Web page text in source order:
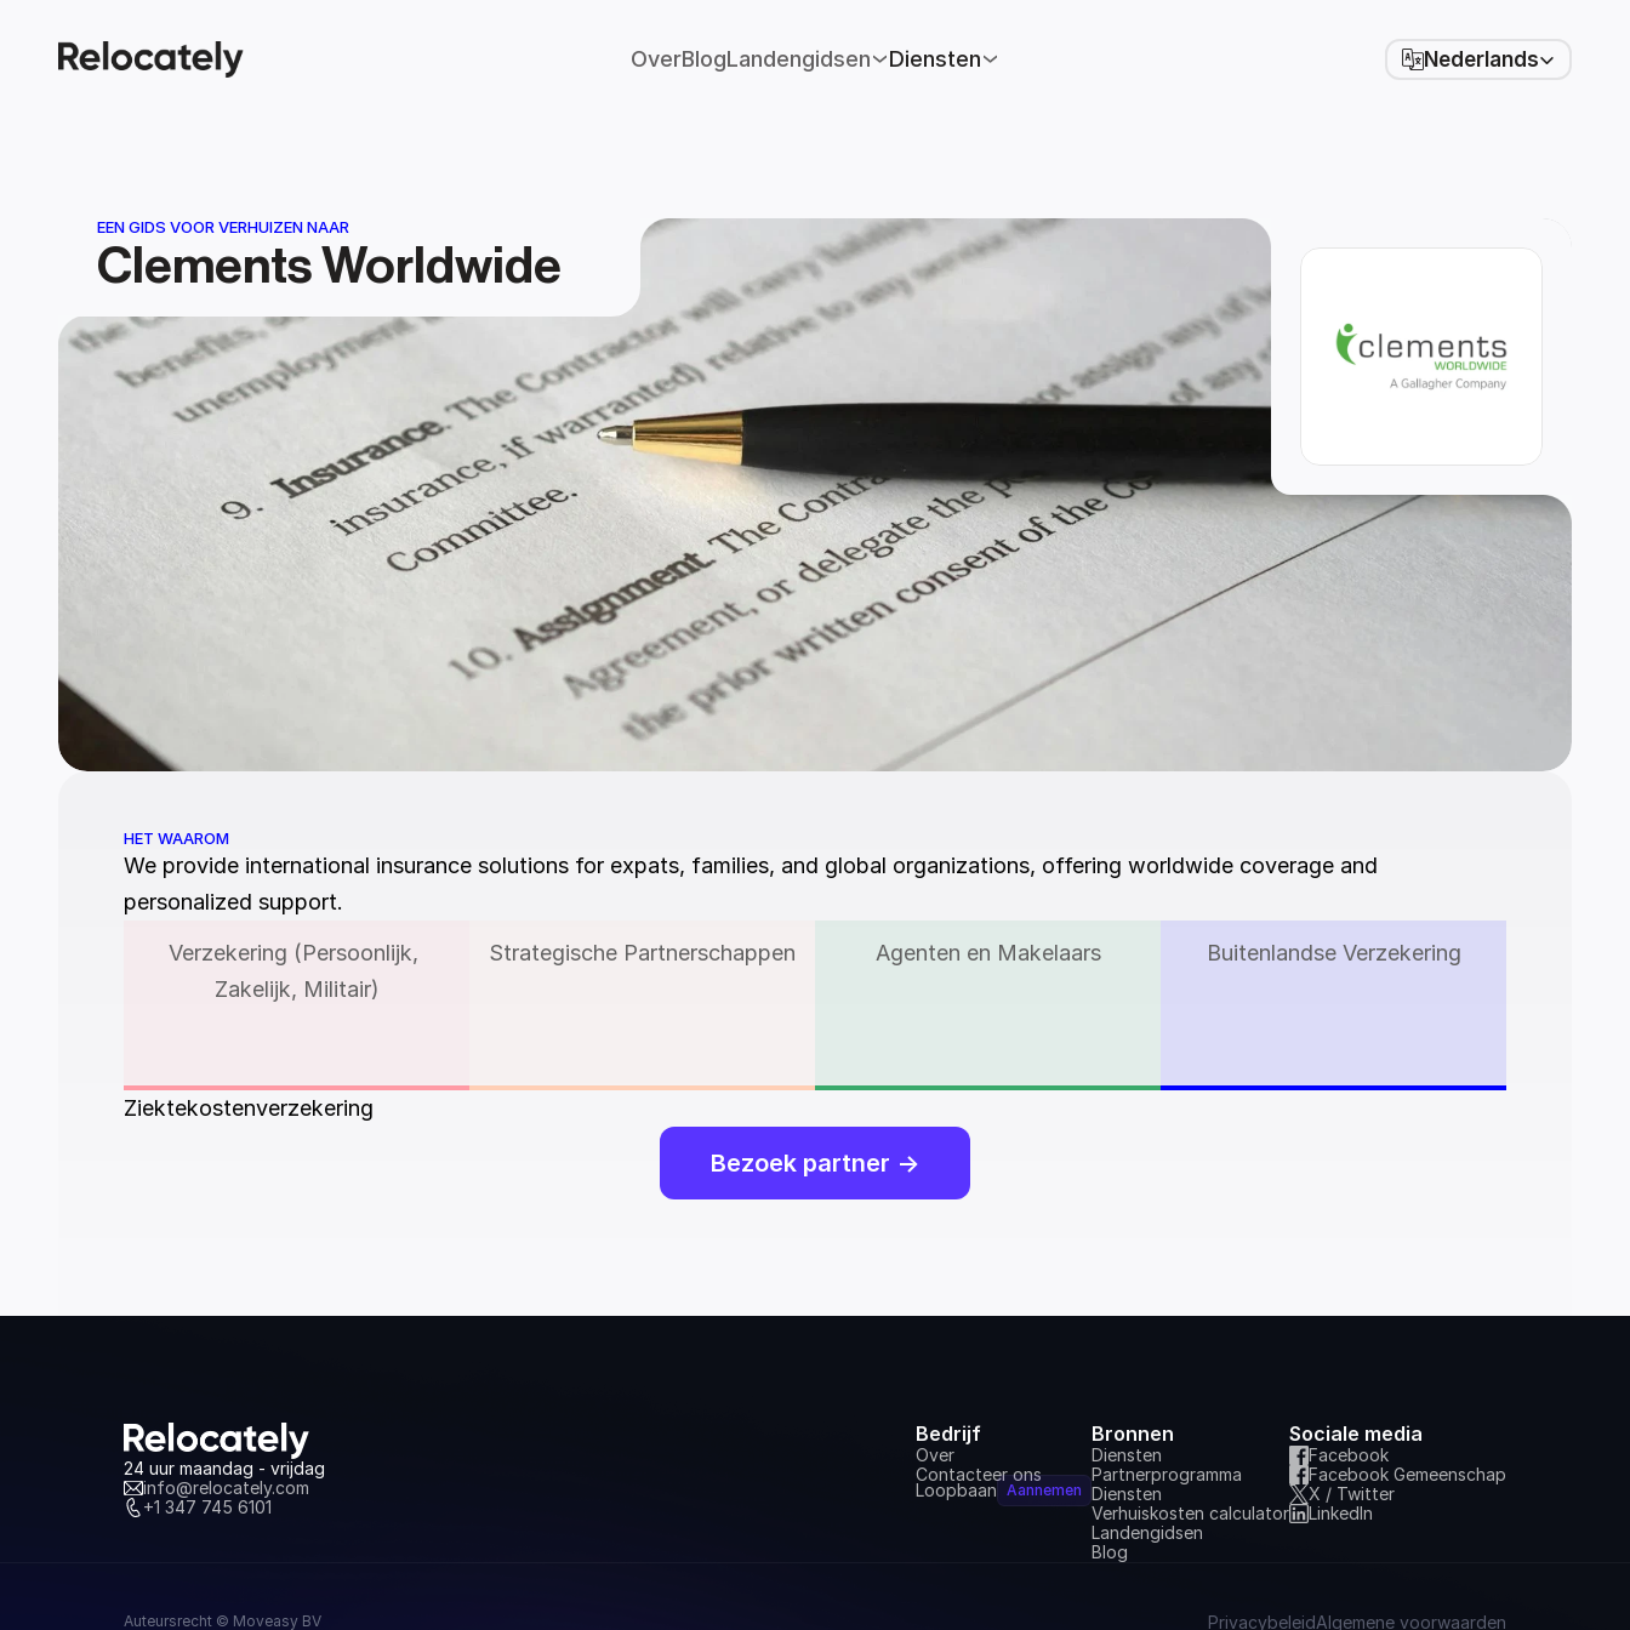
OverBlogLandengidsen Diensten Select Language
Nederlands
EEN GIDS VOOR VERHUIZEN NAAR
Clements Worldwide
HET WAAROM
We provide international insurance solutions for expats, families, and global organizations, offering worldwide coverage and
personalized support.
Verzekering (Persoonlijk,
Zakelijk, Militair)
Strategische Partnerschappen Agenten en Makelaars Buitenlandse Verzekering
Ziektekostenverzekering
Bezoek partner ->
24 uur maandag - vrijdag
info@relocately.com
+1 347 745 6101
Bedrijf
Over
Contacteer ons
Loopbaan Aannemen
Bronnen
Diensten
Partnerprogramma
Diensten
Verhuiskosten calculator
Landengidsen
Blog
Sociale media
Facebook
Facebook Gemeenschap
X / Twitter
LinkedIn
Auteursrecht © Moveasy BV PrivacybeleidAlgemene voorwaarden